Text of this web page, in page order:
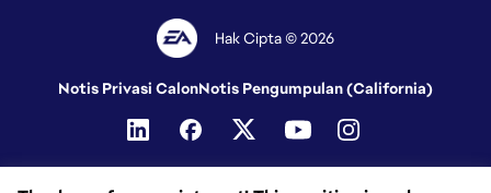
Hak Cipta © 2026
Notis Privasi CalonNotis Pengumpulan (California)